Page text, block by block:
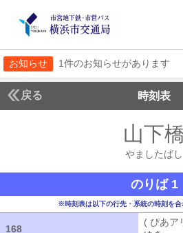
お知らせ 1件のお知らせがあります
戻る 時刻表
山下
やましたばし
のりば 1
※時刻表は以下の行先・系統の時刻を
168
( ぴあア